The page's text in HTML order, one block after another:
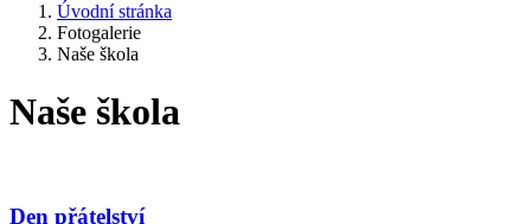
Úvodní stránka
Fotogalerie
Naše škola
Naše škola
Den přátelství